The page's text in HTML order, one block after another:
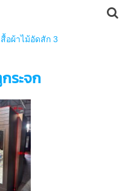
สื้อผ้าไม้อัดสัก 3
ระจก